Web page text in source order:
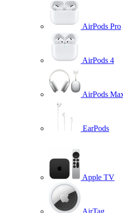
AirPods Pro
AirPods 4
AirPods
EarPods
Apple TV